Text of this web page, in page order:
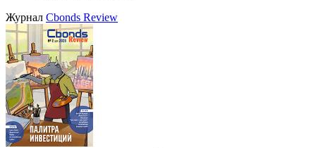
Журнал Cbonds Review